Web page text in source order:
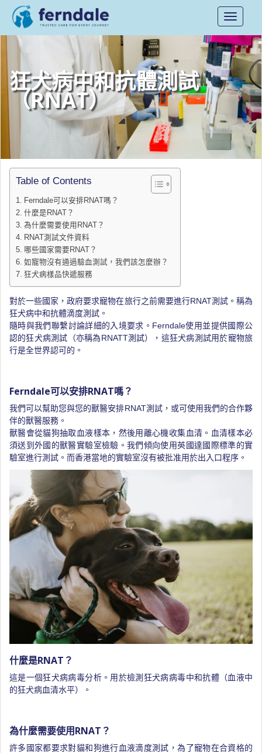
Toggle
狂犬病中和抗體測試
（RNAT）
Table of Contents
Ferndale可以安排RNAT嗎？
什麼是RNAT？
為什麼需要使用RNAT？
RNAT測試文件資料
哪些國家需要RNAT？
如寵物沒有通過驗血測試，我們該怎麼辦？
狂犬病樣品快遞服務
對於一些國家，政府要求寵物在旅行之前需要進行RNAT測試。稱為
狂犬病中和抗體滴度測試。
隨時與我們聯繫討論詳細的入境要求。Ferndale使用並提供國際公
認的狂犬病測試（亦稱為RNATT測試），這狂犬病測試用於寵物旅
行是全世界認可的。
Ferndale可以安排RNAT嗎？
我們可以幫助您與您的獸醫安排RNAT測試，或可使用我們的合作夥
伴的獸醫服務。
獸醫會從貓狗抽取血液樣本，然後用離心機收集血清。血清樣本必
須送到外國的獸醫實驗室檢驗。我們傾向使用英國達國際標準的實
驗室進行測試。而香港當地的實驗室沒有被批准用於出入口程序。
什麼是RNAT？
這是一個狂犬病病毒分析。用於檢測狂犬病病毒中和抗體（血液中
的狂犬病血清水平）。
為什麼需要使用RNAT？
許多國家都要求對貓和狗進行血液滴度測試，為了寵物在合資格的